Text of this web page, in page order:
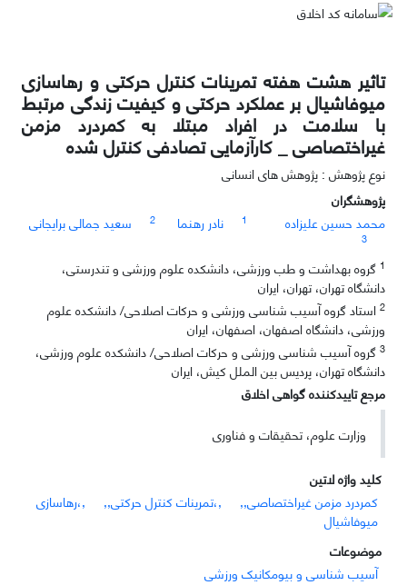
تاثیر هشت هفته تمرینات کنترل حرکتی و رهاسازی
میوفاشیال بر عملکرد حرکتی و کیفیت زندگی مرتبط
با سلامت در افراد مبتلا به کمردرد مزمن
غیراختصاصی _ کارآزمایی تصادفی کنترل شده
نوع پژوهش : پژوهش های انسانی
پژوهشگران
محمد حسین علیزاده
1 نادر رهنما 2 سعید جمالی برایجانی
3
1 گروه بهداشت و طب ورزشی، دانشکده علوم ورزشی و تندرستی،
دانشگاه تهران، تهران، ایران
2 استاد گروه آسیب شناسی ورزشی و حرکات اصلاحی/ دانشکده علوم
ورزشی، دانشگاه اصفهان، اصفهان، ایران
3 گروه آسیب شناسی ورزشی و حرکات اصلاحی/ دانشکده علوم ورزشی،
دانشگاه تهران، پردیس بین الملل کیش، ایران
مرجع تاییدکننده گواهی اخلاق
وزارت علوم، تحقیقات و فناوری
کلید واژه لاتین
کمردرد مزمن غیراختصاصی,,
,،تمرینات کنترل حرکتی,,
,،رهاسازی
میوفاشیال
موضوعات
آسیب شناسی و بیومکانیک ورزشی